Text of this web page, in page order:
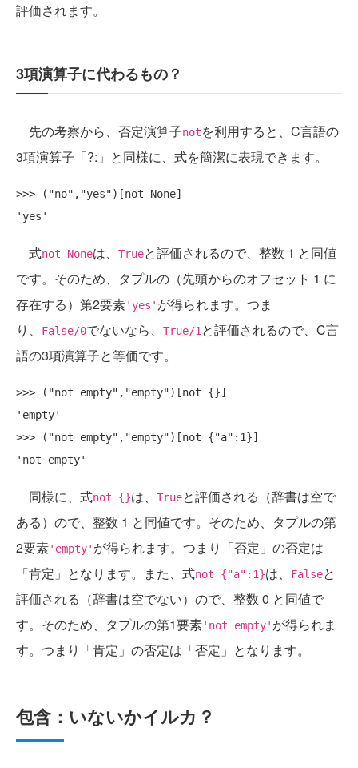
評価されます。
3項演算子に代わるもの？
先の考察から、否定演算子notを利用すると、C言語の
3項演算子「?:」と同様に、式を簡潔に表現できます。
>>> ("no","yes")[not None]
式not Noneは、 Trueと評価されるので、整数 1 と同値
です。そのため、タプルの（先頭からのオフセット 1 に
存在する）第2要素'yes' が得られます。つま
り、
False/0でないなら、 True/1 と評価されるので、C言
語の3項演算子と等価です。
>>> ("not empty","empty")[not {}]
'empty'
>>> ("not empty","empty")[not {"a":1}]
同様に、式not {}は、 Trueと評価される（辞書は空で
ある）ので、整数 1 と同値です。そのため、タプルの第
2要素'empty' が得られます。つまり「否定」の否定は
「肯定」となります。また、式not {"a":1}は、 Falseと
評価される（辞書は空でない）ので、整数 0 と同値で
す。そのため、タプルの第1要素'not empty' が得られま
す。つまり「肯定」の否定は「否定」となります。
包含：いないかイルカ？